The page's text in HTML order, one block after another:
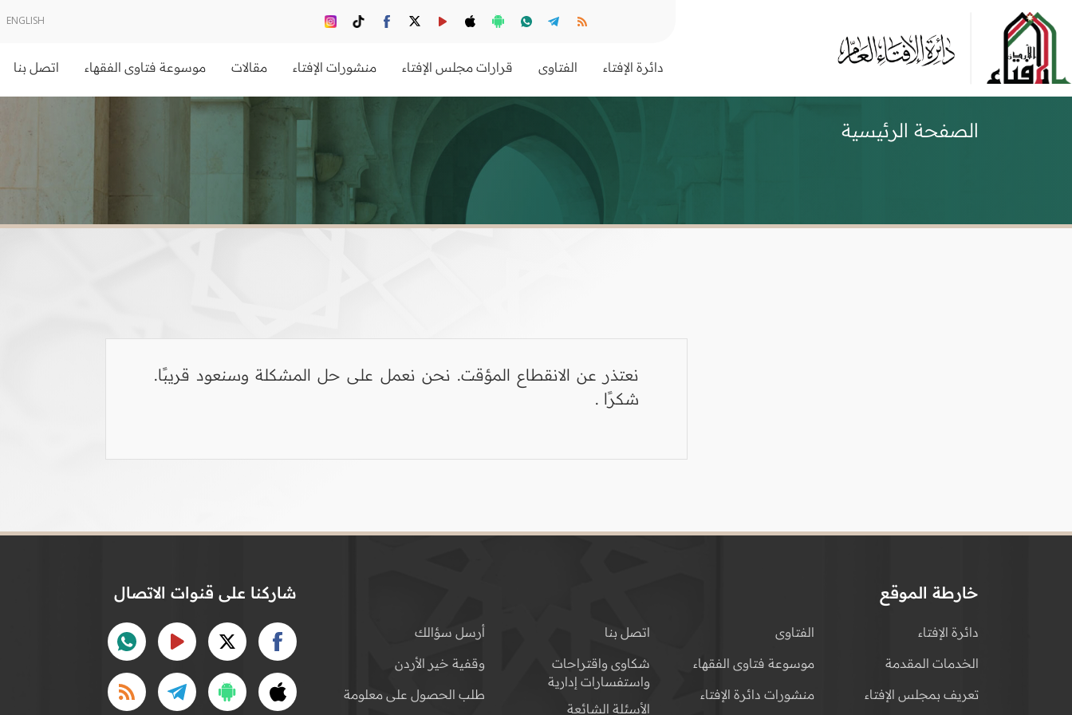
ENGLISH
دائرة الإفتاء الفتاوى قرارات مجلس الإفتاء منشورات الإفتاء مقالات موسوعة فتاوى الفقهاء اتصل بنا
الصفحة الرئيسية
نعتذر عن الانقطاع المؤقت. نحن نعمل على حل المشكلة وسنعود قريبًا.
شكرًا .
خارطة الموقع
دائرة الإفتاء
الخدمات المقدمة
تعريف بمجلس الإفتاء
الفتاوى
موسوعة فتاوى الفقهاء
منشورات دائرة الإفتاء
اتصل بنا
شكاوى واقتراحات
واستفسارات إدارية
الأسئلة الشائعة
أرسل سؤالك
وقفية خير الأردن
طلب الحصول على معلومة
شاركنا على قنوات الاتصال